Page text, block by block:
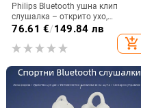
Philips Bluetooth ушна клип
слушалка – открито ухо,
безжично, Bluetooth 5.0, повече от
8 часа живот на батерията,
водоустойчив модел TAT3469
76.61 €/149.84 лв
add_shopping_cart